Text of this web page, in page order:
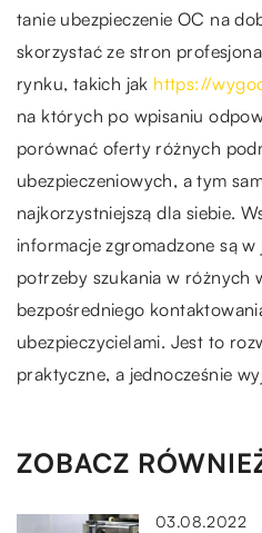
tanie ubezpieczenie OC na
skorzystać ze stron
rynku, takich jak https://
na których po wpisaniu
porównać oferty różnych
ubezpieczeniowych, a tym
najkorzystniejszą dla siebie.
informacje zgromadzone są w
potrzeby szukania w różnych
bezpośredniego
ubezpieczycielami. Jest to
praktyczne, a jednocześnie
ZOBACZ
03.08.2022